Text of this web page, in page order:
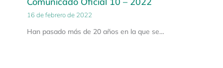
16 de febrero de 2022
Han pasado más de 20 años en la que se…